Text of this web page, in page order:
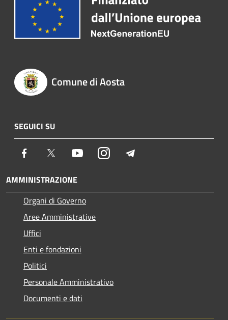
Comune di Aosta
SEGUICI SU
Facebook Twitter YoutubeInstagram
AMMINISTRAZIONE
Organi di Governo
Aree Amministrative
Uffici
Enti e fondazioni
Politici
Personale Amministrativo
Documenti e dati